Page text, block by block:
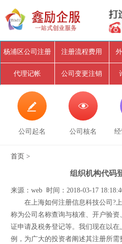
杨浦区公司注册 注册流程费用
代理记帐 公司变更注销

公司起名

公司核名
首页 >
组织机构代码
来源：web 时间：2018-03-17
在上海如何注册信息科技公司?上
称为公司名称查询与核准、开户验
证申请及税务登记等。我们现在以
例，为广大的投资者阐述其注册所